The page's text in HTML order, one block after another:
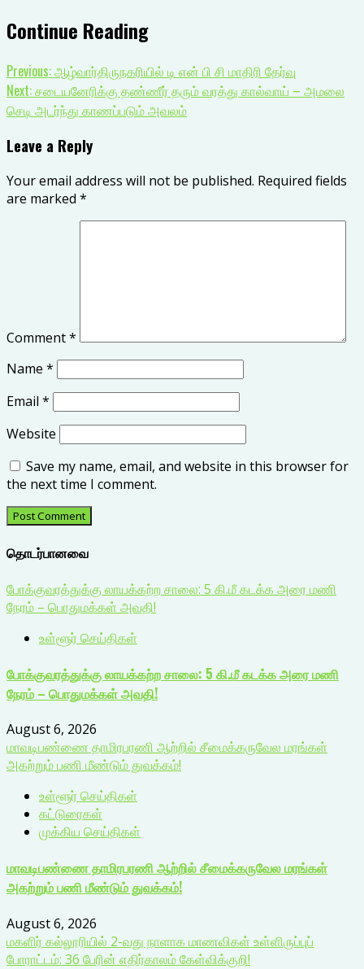
Continue Reading
Previous:ஆழ்வார்திருநகரியில் டி என் பி சி மாதிரி தேர்வு
Next:சடையனேரிக்கு தண்ணீர் தரும் வரத்து கால்வாய் – அமலை
செடி அடர்ந்து காணப்படும் அவலம்
Leave a Reply
Your email address will not be published. Required fields
are marked *
Comment*
Name *
Email *
Website
Save my name, email, and website in this browser for
the next time I comment.
தொடர்பானவை
போக்குவரத்துக்கு லாயக்கற்ற சாலை: 5 கி.மீ கடக்க அரை மணி
நேரம் – பொதுமக்கள் அவதி!
உள்ளூர் செய்திகள்
போக்குவரத்துக்கு லாயக்கற்ற சாலை: 5 கி.மீ கடக்க அரை மணி
நேரம் – பொதுமக்கள் அவதி!
August 6, 2026
மாவடிபண்ணை தாமிரபரணி ஆற்றில் சீமைக்கருவேல மரங்கள்
அகற்றும் பணி மீண்டும் துவக்கம்!
உள்ளூர் செய்திகள்
கட்டுரைகள்
முக்கிய செய்திகள்
மாவடிபண்ணை தாமிரபரணி ஆற்றில் சீமைக்கருவேல மரங்கள்
அகற்றும் பணி மீண்டும் துவக்கம்!
August 6, 2026
மகளிர் கல்லூரியில் 2-வது நாளாக மாணவிகள் உள்ளிருப்புப்
போராட்டம்: 36 பேரின் எதிர்காலம் கேள்விக்குறி!